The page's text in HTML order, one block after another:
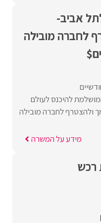
אביב-
לחברה מובילה
להיכנס לעולם
ולהצטרף לחברה מובילה
מידע על המשרה
רכש